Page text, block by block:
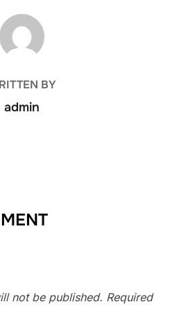
AUTHOR
BY
admin
not be published. Required